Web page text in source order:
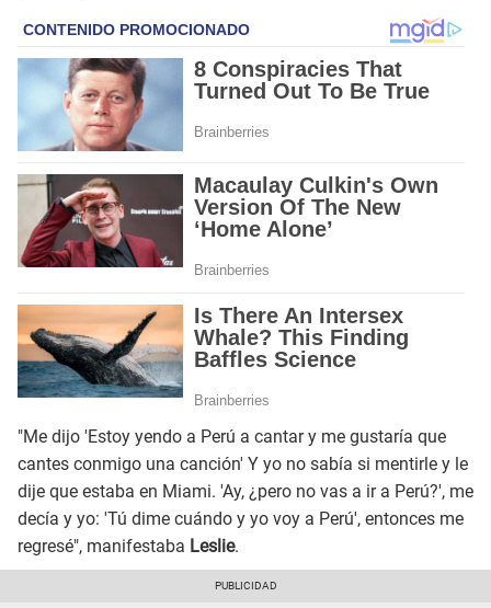
"Me dijo 'Estoy yendo a Perú a cantar y me gustaría que
cantes conmigo una canción' Y yo no sabía si mentirle y le
dije que estaba en Miami. 'Ay, ¿pero no vas a ir a Perú?', me
decía y yo: 'Tú dime cuándo y yo voy a Perú', entonces me
regresé", manifestaba Leslie.